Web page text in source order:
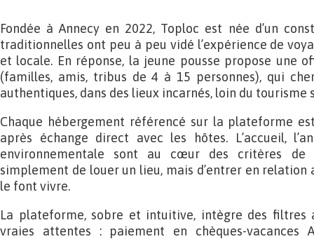
Fondée à Annecy en 2022, Toploc est née d’un
traditionnelles ont peu à peu vidé l’expérience de
et locale. En réponse, la jeune pousse propose une
(familles, amis, tribus de 4 à 15 personnes), qui
authentiques, dans des lieux incarnés, loin du tourisme
Chaque hébergement référencé sur la plateforme
après échange direct avec les hôtes. L’accueil,
environnementale sont au cœur des critères de
simplement de louer un lieu, mais d’entrer en
le font vivre.
La plateforme, sobre et intuitive, intègre des filtres
vraies attentes : paiement en chèques-vacances